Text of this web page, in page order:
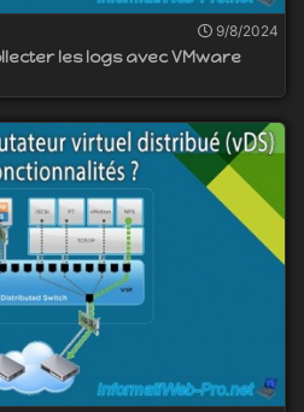
9/8/2024
les logs avec VMware